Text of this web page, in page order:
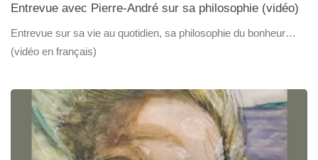
Entrevue avec Pierre-André sur sa philosophie (vidéo)
Entrevue sur sa vie au quotidien, sa philosophie du bonheur…
(vidéo en français)